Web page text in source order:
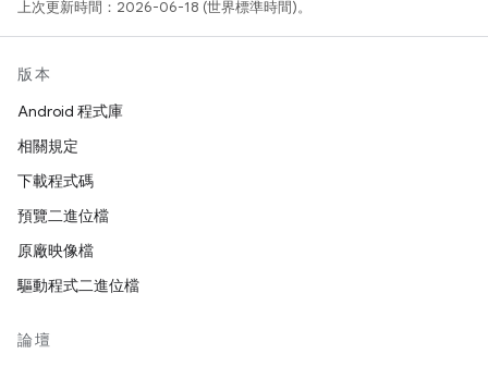
上次更新時間：2026-06-18 (世界標準時間)。
版本
Android 程式庫
相關規定
下載程式碼
預覽二進位檔
原廠映像檔
驅動程式二進位檔
論壇